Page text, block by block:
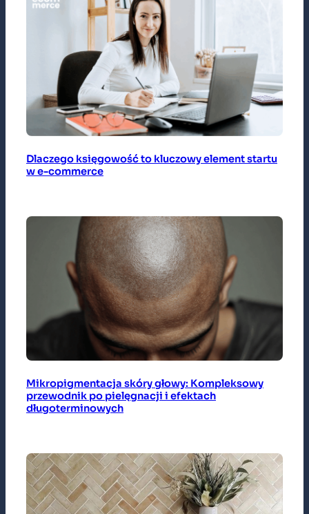
Dlaczego księgowość to kluczowy element startu
w e-commerce
Mikropigmentacja skóry głowy: Kompleksowy
przewodnik po pielęgnacji i efektach
długoterminowych